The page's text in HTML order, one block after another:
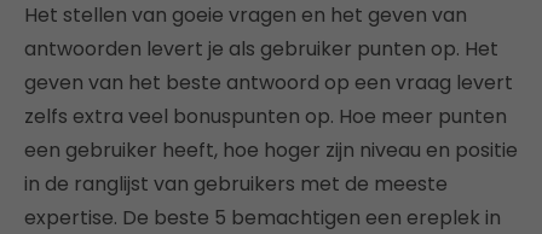
Het stellen van goeie vragen en het geven van
antwoorden levert je als gebruiker punten op. Het
geven van het beste antwoord op een vraag levert
zelfs extra veel bonuspunten op. Hoe meer punten
een gebruiker heeft, hoe hoger zijn niveau en positie
in de ranglijst van gebruikers met de meeste
expertise. De beste 5 bemachtigen een ereplek in